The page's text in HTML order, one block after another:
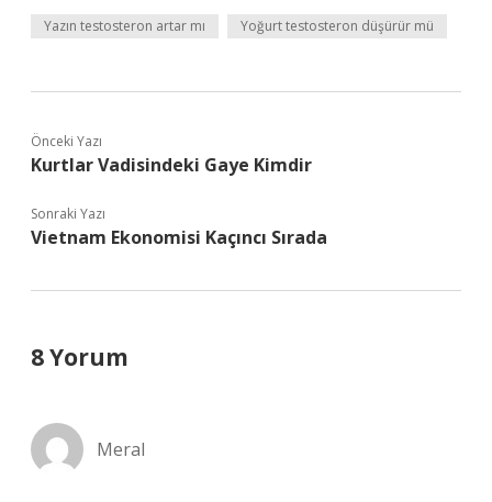
Yazın testosteron artar mı Yoğurt testosteron düşürür mü
Önceki Yazı
Kurtlar Vadisindeki Gaye Kimdir
Sonraki Yazı
Vietnam Ekonomisi Kaçıncı Sırada
8 Yorum
Meral